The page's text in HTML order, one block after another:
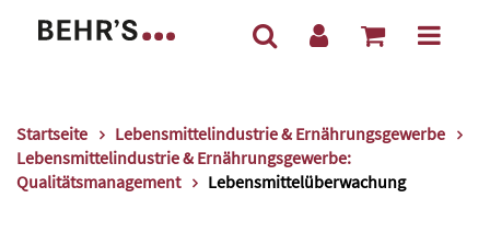
Startseite
Lebensmittelindustrie & Ernährungsgewerbe
Lebensmittelindustrie & Ernährungsgewerbe:
Qualitätsmanagement
Lebensmittelüberwachung